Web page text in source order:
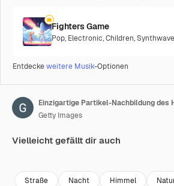
Fighters Game
Pop, Electronic,Children,Synthwave
Entdeckeweitere Musik-Optionen
Einzigartige Partikel-Nachbildung des
Getty Images
Vielleicht gefällt dir auch
Straße Nacht Himmel